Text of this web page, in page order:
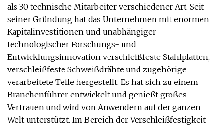
als 30 technische Mitarbeiter verschiedener Art. Seit
seiner Gründung hat das Unternehmen mit enormen
Kapitalinvestitionen und unabhängiger
technologischer Forschungs- und
Entwicklungsinnovation verschleißfeste Stahlplatten,
verschleißfeste Schweißdrähte und zugehörige
verarbeitete Teile hergestellt. Es hat sich zu einem
Branchenführer entwickelt und genießt großes
Vertrauen und wird von Anwendern auf der ganzen
Welt unterstützt. Im Bereich der Verschleißfestigkeit